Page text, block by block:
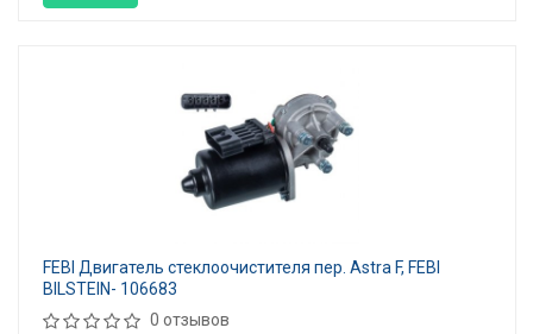
FEBI Двигатель стеклоочистителя пер. Astra F, FEBI
BILSTEIN- 106683
0 отзывов